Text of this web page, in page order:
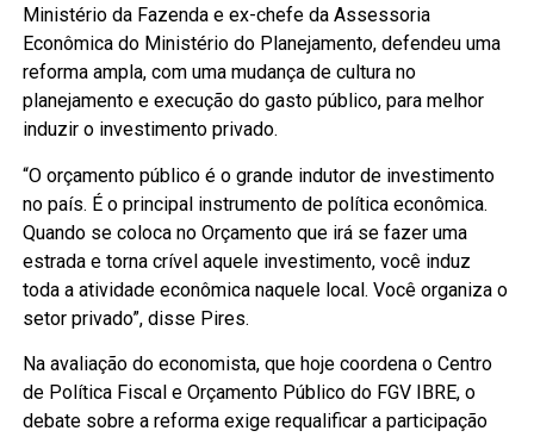
Ministério da Fazenda e ex-chefe da Assessoria
Econômica do Ministério do Planejamento, defendeu uma
reforma ampla, com uma mudança de cultura no
planejamento e execução do gasto público, para melhor
induzir o investimento privado.
“O orçamento público é o grande indutor de investimento
no país. É o principal instrumento de política econômica.
Quando se coloca no Orçamento que irá se fazer uma
estrada e torna crível aquele investimento, você induz
toda a atividade econômica naquele local. Você organiza o
setor privado”, disse Pires.
Na avaliação do economista, que hoje coordena o Centro
de Política Fiscal e Orçamento Público do FGV IBRE, o
debate sobre a reforma exige requalificar a participação